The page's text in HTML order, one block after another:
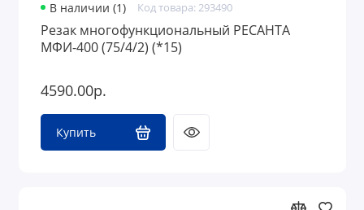
В наличии (1) Код товара: 293490
Резак многофункциональный РЕСАНТА
МФИ-400 (75/4/2) (*15)
4590.00р.
Купить